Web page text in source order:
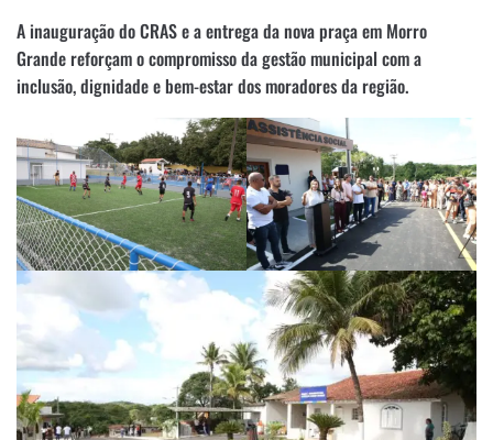
A inauguração do CRAS e a entrega da nova praça em Morro
Grande reforçam o compromisso da gestão municipal com a
inclusão, dignidade e bem-estar dos moradores da região.